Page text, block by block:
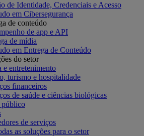
de Identidade, Credenciais e Acesso
em Cibersegurança
de conteúdo
de app e API
de mídia
em Entrega de Conteúdo
do setor
e entretenimento
turismo e hospitalidade
financeiros
de saúde e ciências biológicas
público
de serviços
as soluções para o setor